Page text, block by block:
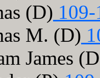
(D)
M. (D)
James